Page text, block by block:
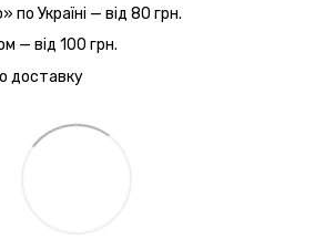
Україні — від 80 грн.
— від 100 грн.
доставку